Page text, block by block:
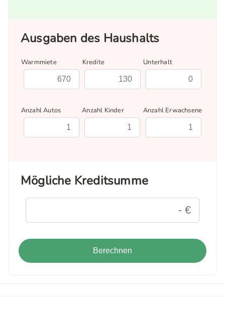
Ausgaben des Haushalts
Warmmiete Kredite Unterhalt
Anzahl Autos Anzahl Kinder Anzahl Erwachsene
Mögliche Kreditsumme
Berechnen